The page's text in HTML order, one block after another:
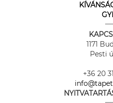
1171
Pesti
+36 20